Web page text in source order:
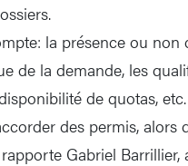
la présence ou
de la demande, les
de quotas, etc.
des permis, alors
Gabriel